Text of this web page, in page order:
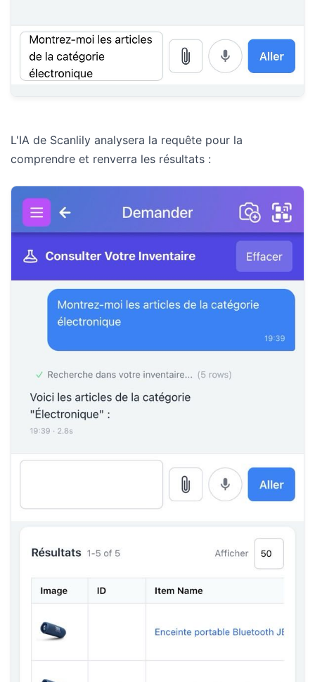
L'IA de Scanlily analysera la requête pour la
comprendre et renverra les résultats :